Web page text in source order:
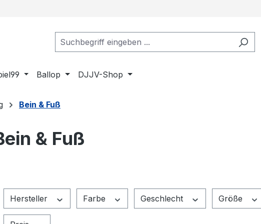
Ballop DJJV-Shop
Bein & Fuß
& Fuß
Hersteller Farbe Geschlecht Größe